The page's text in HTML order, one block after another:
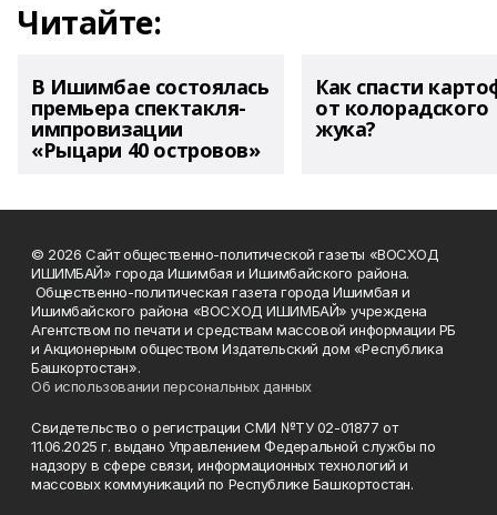
Читайте:
В Ишимбае состоялась
премьера спектакля-
импровизации
«Рыцари 40 островов»
Как спасти
от колорадского
жука?
© 2026 Сайт общественно-политической газеты «ВОСХОД
ИШИМБАЙ» города Ишимбая и Ишимбайского района.
Общественно-политическая газета города Ишимбая и
Ишимбайского района «ВОСХОД ИШИМБАЙ» учреждена
Агентством по печати и средствам массовой информации РБ
и Акционерным обществом Издательский дом «Республика
Башкортостан».
Об использовании персональных данных
Свидетельство о регистрации СМИ №ТУ 02-01877 от
11.06.2025 г. выдано Управлением Федеральной службы по
надзору в сфере связи, информационных технологий и
массовых коммуникаций по Республике Башкортостан.